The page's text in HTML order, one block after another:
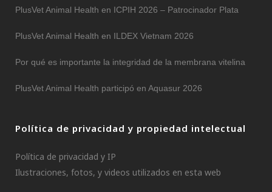
PlusVet Animal Health en ICPIH 2026 – Patrocinador Plata
PlusVet Animal Health en ILDEX Vietnam 2026
Por qué es importante la integridad de la membrana vitelina
PlusVet Animal Health participó en Aquasur 2026
Política de privacidad y propiedad intelectual
Política de privacidad y IP
Ilustraciones, fotos, y videos utilizados en esta web